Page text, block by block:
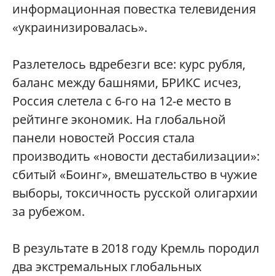
информационная повестка телевидения
«украинизировалась».
Разлетелось вдребезги все: курс рубля,
баланс между башнями, БРИКС исчез,
Россия слетела с 6-го на 12-е место в
рейтинге экономик. На глобальной
панели новостей Россия стала
производить «новости дестабилизации»:
сбитый «Боинг», вмешательство в чужие
выборы, токсичность русской олигархии
за рубежом.
В результате в 2018 году Кремль породил
два экстремальных глобальных